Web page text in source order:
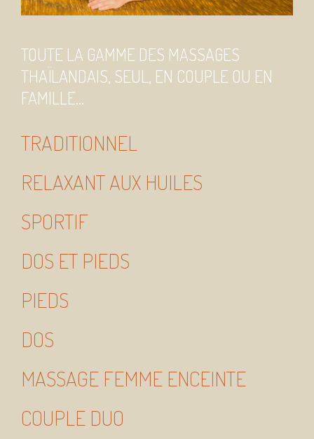
TOUTE LA GAMME DES MASSAGES
THAÏLANDAIS, SEUL, EN COUPLE OU EN
FAMILLE…
TRADITIONNEL
RELAXANT AUX HUILES
SPORTIF
DOS ET PIEDS
PIEDS
DOS
MASSAGE FEMME ENCEINTE
COUPLE DUO